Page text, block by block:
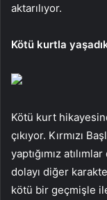
aktarılıyor.
Kötü kurtla
Kötü kurt
çıkıyor. Kırmızı
yaptığımız
dolayı diğer
kötü bir geçmişle